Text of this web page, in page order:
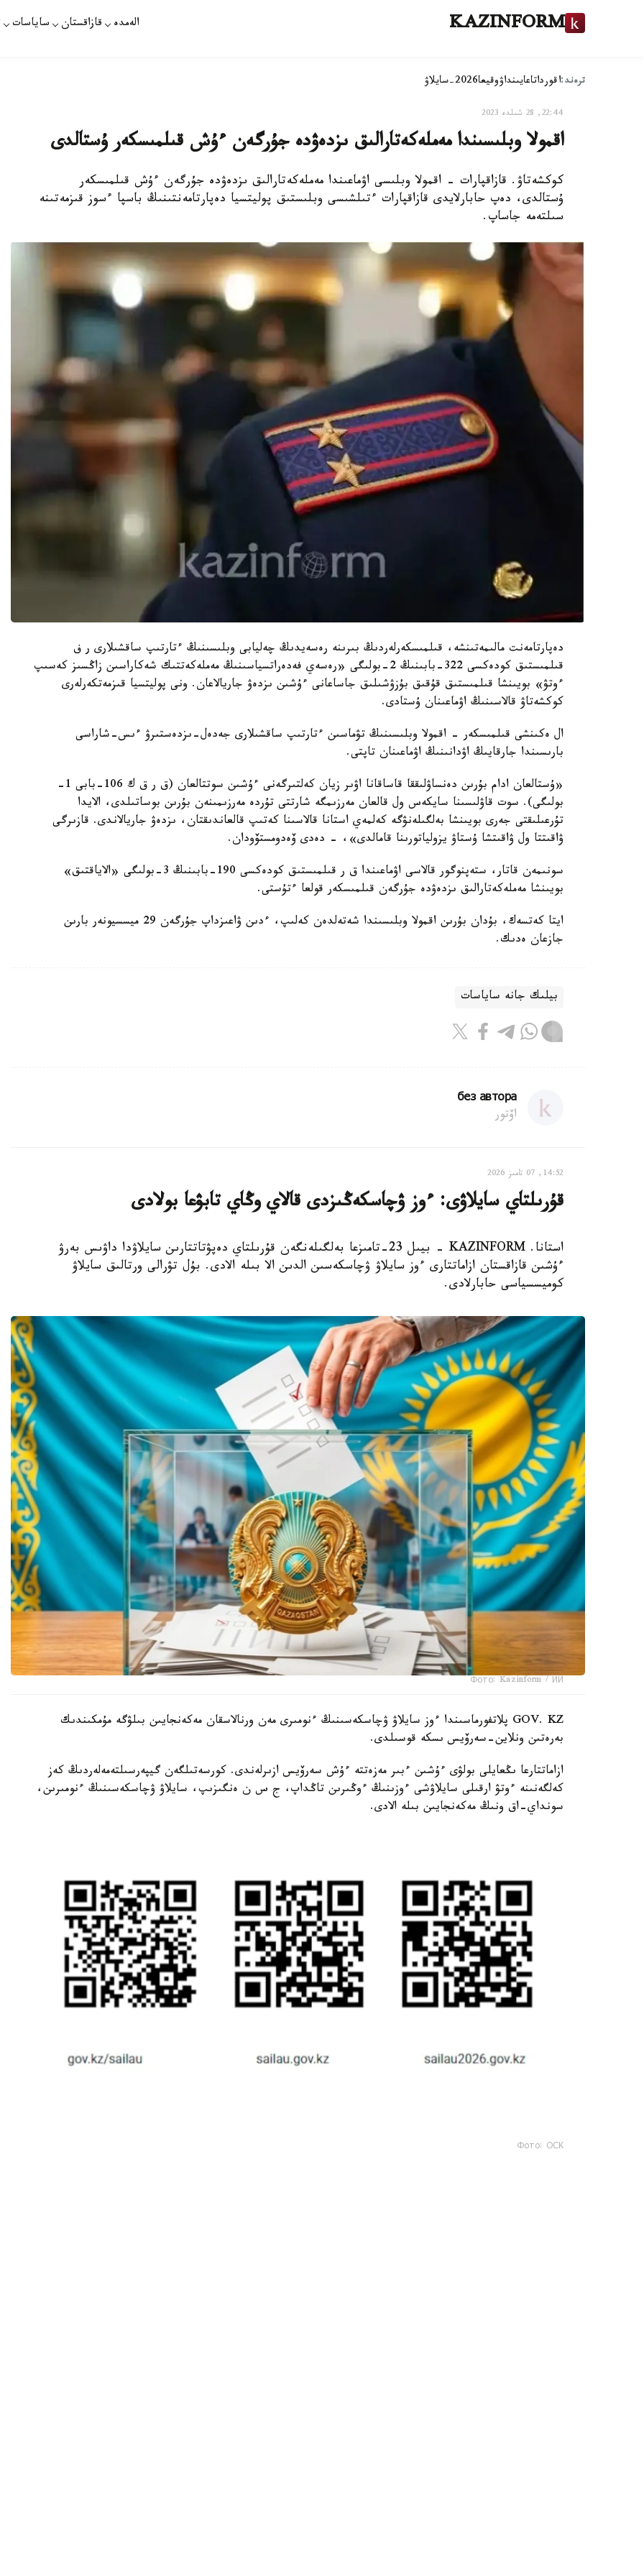
KAZINFORM الەمدە قازاقستان ساياسات
ترەند:اقورداتاعايىنداۋوقيعا2026-سايلاۋ
22:44, 28 شىلدە 2023
اقمولا وبلىسىندا مەملەكەتارالىق ىزدەۋدە جۇرگەن ءۇش قىلمىسكەر ۇستالدى
كوكشەتاۋ. قازاقپارات - اقمولا وبلىسى اۋماعىندا مەملەكەتارالىق ىزدەۋدە جۇرگەن ءۇش قىلمىسكەر
ۇستالدى، دەپ حابارلايدى قازاقپارات ءتىلشىسى وبلىستىق پوليتسيا دەپارتامەنتىنىڭ باسپا ءسوز قىزمەتىنە
سىلتەمە جاساپ.
دەپارتامەنت مالىمەتىنشە، قىلمىسكەرلەردىڭ بىرىنە رەسەيدىڭ چەليابى وبلىسىنىڭ ءتارتىپ ساقشىلارى ر ف
قىلمىستىق كودەكسى 322-بابىنىڭ 2-بولىگى «رەسەي فەدەراتسياسىنىڭ مەملەكەتتىك شەكاراسىن زاڭسىز كەسىپ
ءوتۋ» بويىنشا قىلمىستىق قۇقىق بۇزۋشىلىق جاساعانى ءۇشىن ىزدەۋ جاريالاعان. ونى پوليتسيا قىزمەتكەرلەرى
كوكشەتاۋ قالاسىنىڭ اۋماعىنان ۇستادى.
ال ەكىنشى قىلمىسكەر - اقمولا وبلىسىنىڭ تۋماسىن ءتارتىپ ساقشىلارى جەدەل-ىزدەستىرۋ ءىس-شاراسى
بارىسىندا جارقايىڭ اۋدانىنىڭ اۋماعىنان تاپتى.
«ۇستالعان ادام بۇرىن دەنساۋلىققا قاساقانا اۋىر زيان كەلتىرگەنى ءۇشىن سوتتالعان (ق ر ق ك 106-بابى 1-
بولىگى). سوت قاۋلىسىنا سايكەس ول قالعان مەرزىمگە شارتتى تۇردە مەرزىمىنەن بۇرىن بوساتىلدى، الايدا
تۇرعىلىقتى جەرى بويىنشا بەلگىلەنۋگە كەلمەي استانا قالاسىنا كەتىپ قالعاندىقتان، ىزدەۋ جاريالاندى. قازىرگى
ۋاقىتتا ول ۋاقىتشا ۇستاۋ يزولياتورىنا قامالدى»، - دەدى ۆەدومستۆودان.
سونىمەن قاتار، ستەپنوگور قالاسى اۋماعىندا ق ر قىلمىستىق كودەكسى 190-بابىنىڭ 3-بولىگى «الاياقتىق»
بويىنشا مەملەكەتارالىق ىزدەۋدە جۇرگەن قىلمىسكەر قولعا ءتۇستى.
ايتا كەتسەك، بۇدان بۇرىن اقمولا وبلىسىندا شەتەلدەن كەلىپ، ءدىن ۋاعىزداپ جۇرگەن 29 ميسسيونەر بارىن
جازعان ەدىك.
بيلىك جانە ساياسات
без автора
اۆتور
14:52, 07 تامىز 2026
قۇرىلتاي سايلاۋى: ءوز ۋچاسكەڭىزدى قالاي وڭاي تابۋعا بولادى
استانا. KAZINFORM - بيىل 23-تامىزعا بەلگىلەنگەن قۇرىلتاي دەپۋتاتتارىن سايلاۋدا داۋىس بەرۋ
ءۇشىن قازاقستان ازاماتتارى ءوز سايلاۋ ۋچاسكەسىن الدىن الا بىلە الادى. بۇل تۋرالى ورتالىق سايلاۋ
كوميسسياسى حابارلادى.
Фото: Kazinform / ИИ
GOV. KZ پلاتفورماسىندا ءوز سايلاۋ ۋچاسكەسىنىڭ ءنومىرى مەن ورنالاسقان مەكەنجايىن بىلۋگە مۇمكىندىك
بەرەتىن ونلاين-سەرۆيس ىسكە قوسىلدى.
ازاماتتارعا ىڭعايلى بولۋى ءۇشىن ءبىر مەزەتتە ءۇش سەرۆيس ازىرلەندى. كورسەتىلگەن گيپەرسىلتەمەلەردىڭ كەز
كەلگەنىنە ءوتۋ ارقىلى سايلاۋشى ءوزىنىڭ ءوڭىرىن تاڭداپ، ج س ن ەنگىزىپ، سايلاۋ ۋچاسكەسىنىڭ ءنومىرىن،
سونداي-اق ونىڭ مەكەنجايىن بىلە الادى.
Фото: ОСК